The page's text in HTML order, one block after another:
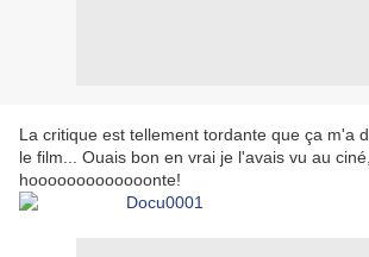
La critique est tellement tordante que ça m'a
le film... Ouais bon en vrai je l'avais vu au
hooooooooooooonte!